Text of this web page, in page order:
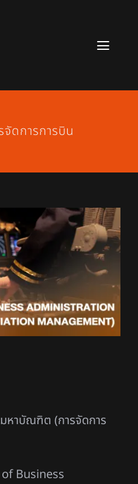
ดการการบิน
หาบัณฑิต (การจัดการ
Business